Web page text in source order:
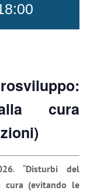
cura
. “Disturbi del
cura (evitando le